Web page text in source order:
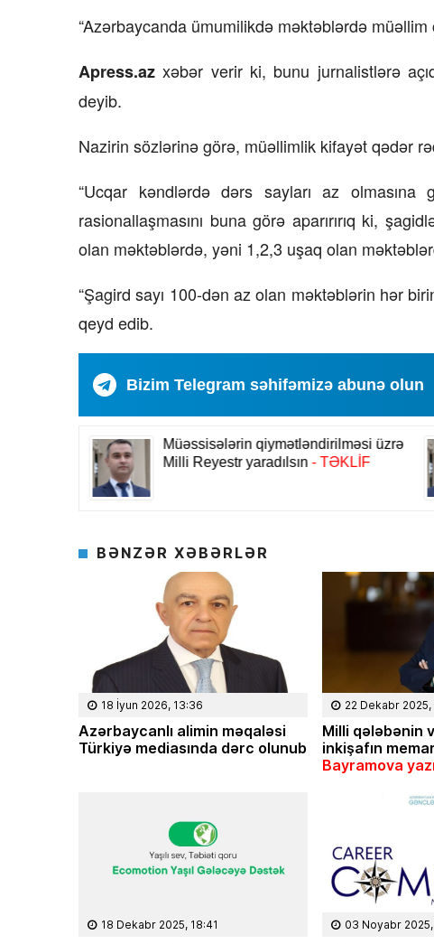
“Azərbaycanda ümumilikdə məktəblərdə müəllim
Apress.azxəbər verir ki, bunu jurnalistlərə
deyib.
Nazirin sözlərinə görə, müəllimlik kifayət qədər
“Ucqar kəndlərdə dərs sayları az olmasına
rasionallaşmasını buna görə aparırırıq ki,
olan məktəblərdə, yəni 1,2,3 uşaq olan
“Şagird sayı 100-dən az olan məktəblərin hər
qeyd edib.
Bizim Telegram səhifəmizə abunə olun
BƏNZƏR XƏBƏRLƏR
18 İyun 2026, 13:36
Azərbaycanlı alimin məqaləsi
Türkiyə mediasında dərc olunub
22 Dekabr 2025,
Milli qələbənin
inkişafın
Bayramova yaz
18 Dekabr 2025, 18:41 03 Noyabr